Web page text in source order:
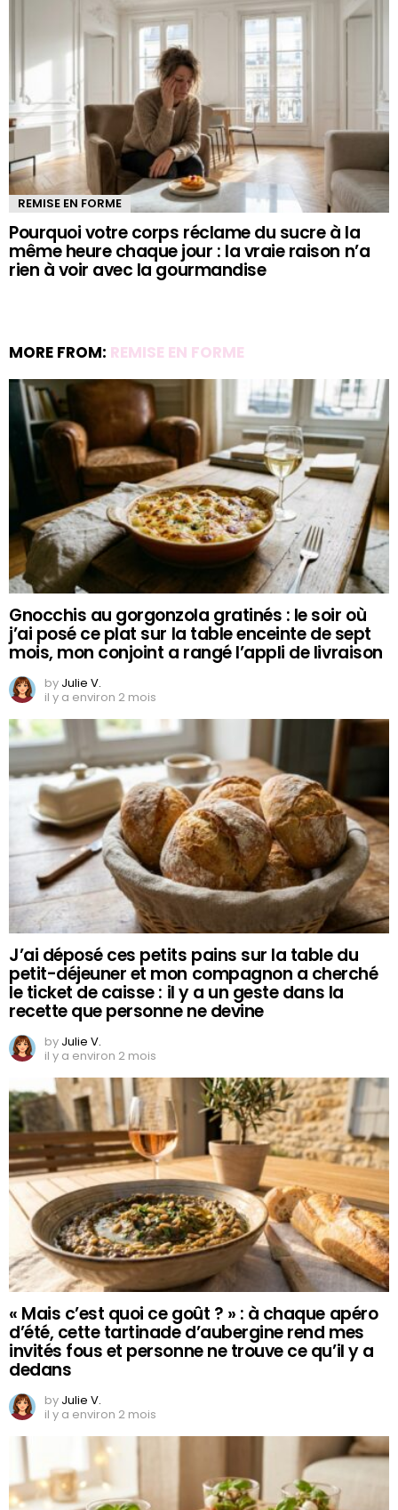
REMISE EN FORME
Pourquoi votre corps réclame du sucre à la
même heure chaque jour : la vraie raison n’a
rien à voir avec la gourmandise
MORE FROM: REMISE EN FORME
Gnocchis au gorgonzola gratinés : le soir où
j’ai posé ce plat sur la table enceinte de sept
mois, mon conjoint a rangé l’appli de livraison
by Julie V.
il y a environ 2 mois
J’ai déposé ces petits pains sur la table du
petit-déjeuner et mon compagnon a cherché
le ticket de caisse : il y a un geste dans la
recette que personne ne devine
by Julie V.
il y a environ 2 mois
« Mais c’est quoi ce goût ? » : à chaque apéro
d’été, cette tartinade d’aubergine rend mes
invités fous et personne ne trouve ce qu’il y a
dedans
by Julie V.
il y a environ 2 mois